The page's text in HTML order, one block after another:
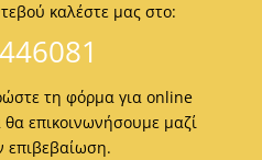
καλέστε μας στο:
τη φόρμα για online
επικοινωνήσουμε μαζί
επιβεβαίωση.